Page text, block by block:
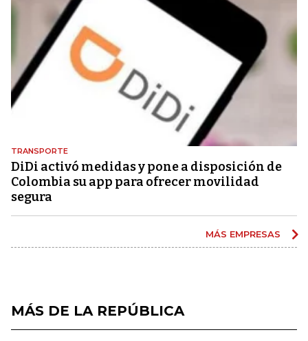
TRANSPORTE
DiDi activó medidas y pone a disposición de
Colombia su app para ofrecer movilidad
segura
MÁS EMPRESAS
MÁS DE LA REPÚBLICA